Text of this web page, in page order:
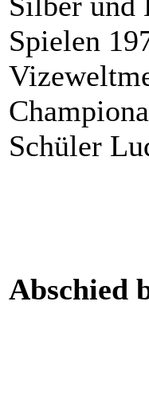
Spielen
Schüler
Abschied